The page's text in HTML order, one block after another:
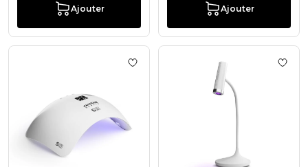
Ajouter Ajouter
Ajouter à la liste de souhaits Lampe